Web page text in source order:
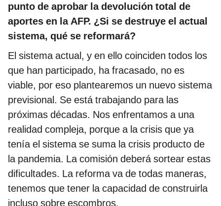
punto de aprobar la devolución total de
aportes en la AFP. ¿Si se destruye el actual
sistema, qué se reformará?
El sistema actual, y en ello coinciden todos los
que han participado, ha fracasado, no es
viable, por eso plantearemos un nuevo sistema
previsional. Se está trabajando para las
próximas décadas. Nos enfrentamos a una
realidad compleja, porque a la crisis que ya
tenía el sistema se suma la crisis producto de
la pandemia. La comisión deberá sortear estas
dificultades. La reforma va de todas maneras,
tenemos que tener la capacidad de construirla
incluso sobre escombros.